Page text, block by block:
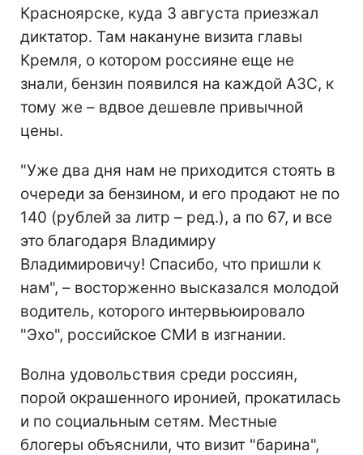
Красноярске, куда 3 августа приезжал
диктатор. Там накануне визита главы
Кремля, о котором россияне еще не
знали, бензин появился на каждой АЗС, к
тому же – вдвое дешевле привычной
цены.
"Уже два дня нам не приходится стоять в
очереди за бензином, и его продают не по
140 (рублей за литр – ред.), а по 67, и все
это благодаря Владимиру
Владимировичу! Спасибо, что пришли к
нам", – восторженно высказался молодой
водитель, которого интервьюировало
"Эхо", российское СМИ в изгнании.
Волна удовольствия среди россиян,
порой окрашенного иронией, прокатилась
и по социальным сетям. Местные
блогеры объяснили, что визит "барина",